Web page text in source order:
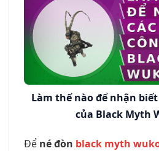
Làm thế nào để nhận
của Black Myth
Để né đòn black myth